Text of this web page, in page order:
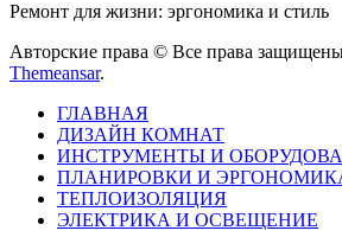
Ремонт для жизни: эргономика и стиль
Авторские права © Все права
Themeansar.
ГЛАВНАЯ
ДИЗАЙН КОМНАТ
ИНСТРУМЕНТЫ И
ПЛАНИРОВКИ И
ТЕПЛОИЗОЛЯЦИЯ
ЭЛЕКТРИКА И ОСВЕЩЕНИЕ